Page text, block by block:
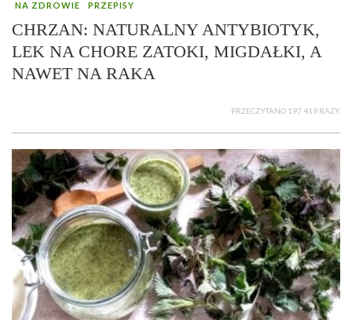
NA ZDROWIE PRZEPISY
CHRZAN: NATURALNY ANTYBIOTYK,
LEK NA CHORE ZATOKI, MIGDAŁKI, A
NAWET NA RAKA
PRZECZYTANO 197 419 RAZY